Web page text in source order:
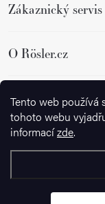
Tento web používá
tohoto webu
informacízde.
Zákaznický servis
O Rösler.cz
Copyright 2026